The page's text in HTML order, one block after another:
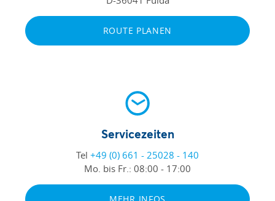
ROUTE PLANEN
Servicezeiten
Tel +49 (0) 661 - 25028 - 140
Mo. bis Fr.: 08:00 - 17:00